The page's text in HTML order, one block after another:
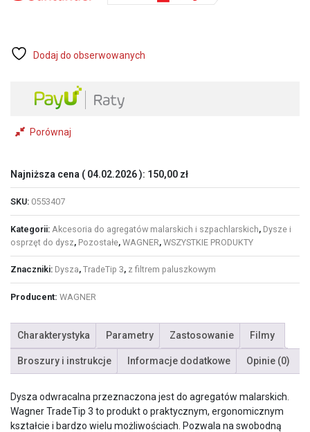
paluszkowym
Dodaj do obserwowanych
Porównaj
Najniższa cena ( 04.02.2026): 150,00 zł
SKU: 0553407
Kategorii: Akcesoria do agregatów malarskich i szpachlarskich, Dysze i
osprzęt do dysz, Pozostałe, WAGNER, WSZYSTKIE PRODUKTY
Znaczniki: Dysza, TradeTip 3, z filtrem paluszkowym
Producent: WAGNER
Charakterystyka Parametry Zastosowanie Filmy
Broszury i instrukcje Informacje dodatkowe Opinie (0)
Dysza odwracalna przeznaczona jest do agregatów malarskich.
Wagner TradeTip 3 to produkt o praktycznym, ergonomicznym
kształcie i bardzo wielu możliwościach. Pozwala na swobodną